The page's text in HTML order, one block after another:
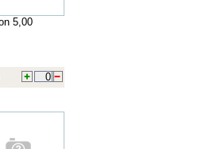
5,00